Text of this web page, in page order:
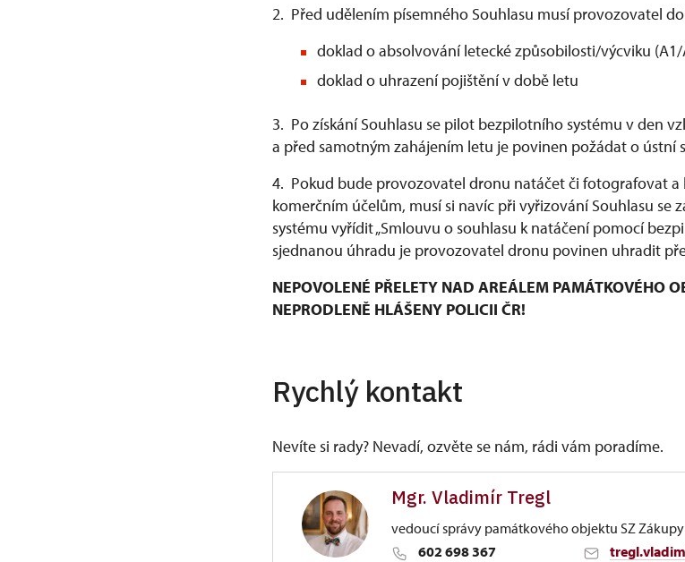
2. Před udělením písemného Souhlasu musí provozovatel
doklad o absolvování letecké způsobilosti/výcviku (A1/
doklad o uhrazení pojištění v době letu
3. Po získání Souhlasu se pilot bezpilotního systému v den
a před samotným zahájením letu je povinen požádat o ústní
4. Pokud bude provozovatel dronu natáčet či fotografovat a
komerčním účelům, musí si navíc při vyřizování Souhlasu
systému vyřídit „Smlouvu o souhlasu k natáčení pomocí
sjednanou úhradu je provozovatel dronu povinen uhradit
NEPOVOLENÉ PŘELETY NAD AREÁLEM PAMÁTKOVÉHO
NEPRODLENĚ HLÁŠENY POLICII ČR!
Rychlý kontakt
Nevíte si rady? Nevadí, ozvěte se nám, rádi vám poradíme.
Mgr. Vladimír Tregl
vedoucí správy památkového objektu SZ
602 698 367